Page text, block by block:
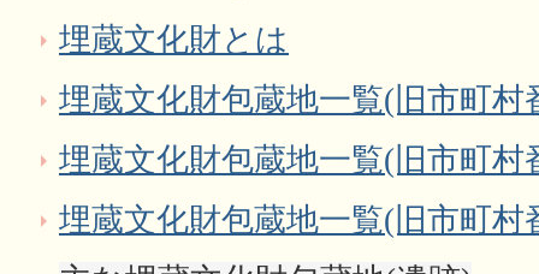
埋蔵文化財とは
埋蔵文化財包蔵地一覧(旧市町村
埋蔵文化財包蔵地一覧(旧市町村
埋蔵文化財包蔵地一覧(旧市町村